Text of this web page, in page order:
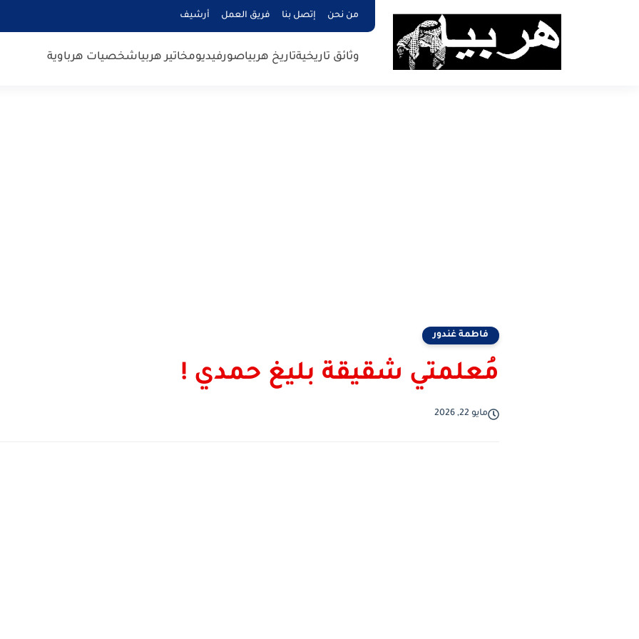
من نحن إتصل بنا فريق العمل أرشيف
وثائق تاريخيةتاريخ هربياصورفيديومخاتير هربياشخصيات هرباوية
فاطمة غندور
مُعلمتي شقيقة بليغ حمدي !
مايو 22, 2026